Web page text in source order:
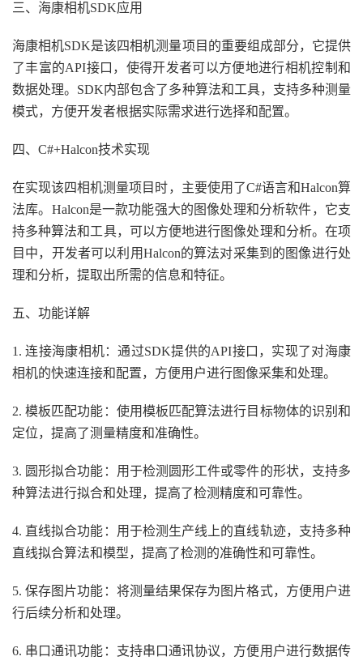
三、海康相机SDK应用
海康相机SDK是该四相机测量项目的重要组成部分，它提供
了丰富的API接口，使得开发者可以方便地进行相机控制和
数据处理。SDK内部包含了多种算法和工具，支持多种测量
模式，方便开发者根据实际需求进行选择和配置。
四、C#+Halcon技术实现
在实现该四相机测量项目时，主要使用了C#语言和Halcon算
法库。Halcon是一款功能强大的图像处理和分析软件，它支
持多种算法和工具，可以方便地进行图像处理和分析。在项
目中，开发者可以利用Halcon的算法对采集到的图像进行处
理和分析，提取出所需的信息和特征。
五、功能详解
1. 连接海康相机：通过SDK提供的API接口，实现了对海康
相机的快速连接和配置，方便用户进行图像采集和处理。
2. 模板匹配功能：使用模板匹配算法进行目标物体的识别和
定位，提高了测量精度和准确性。
3. 圆形拟合功能：用于检测圆形工件或零件的形状，支持多
种算法进行拟合和处理，提高了检测精度和可靠性。
4. 直线拟合功能：用于检测生产线上的直线轨迹，支持多种
直线拟合算法和模型，提高了检测的准确性和可靠性。
5. 保存图片功能：将测量结果保存为图片格式，方便用户进
行后续分析和处理。
6. 串口通讯功能：支持串口通讯协议，方便用户进行数据传